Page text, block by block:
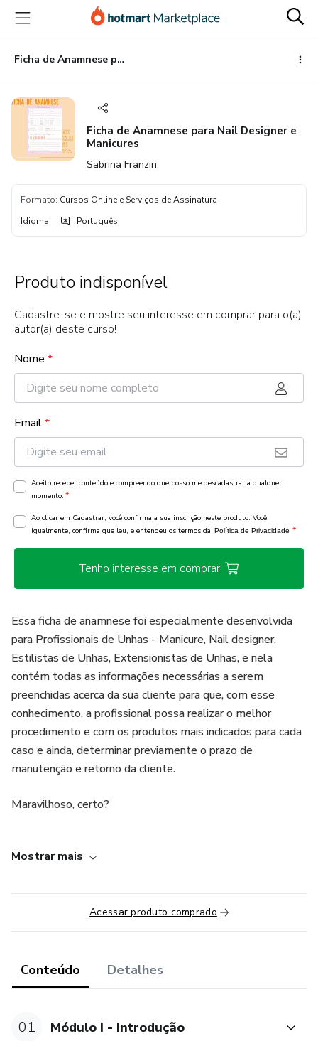
para
conteúdo
principal
para
pagamento
para
rodapé
Ficha de Anamnese para Nail Designer e Manicures
Ficha de Anamnese para Nail Designer e
Manicures
Sabrina Franzin
Formato: Cursos Online e Serviços de Assinatura
Idioma: Português
Produto indisponível
Cadastre-se e mostre seu interesse em comprar para o(a)
autor(a) deste curso!
Nome *
Email*
Aceito receber conteúdo e compreendo que posso me descadastrar a qualquer
momento. *
Ao clicar em Cadastrar, você confirma a sua inscrição neste produto. Você,
igualmente, confirma que leu, e entendeu os termos da Política de Privacidade *
Tenho interesse em comprar!
Essa ficha de anamnese foi especialmente desenvolvida
para Profissionais de Unhas - Manicure, Nail designer,
Estilistas de Unhas, Extensionistas de Unhas, e nela
contém todas as informações necessárias a serem
preenchidas acerca da sua cliente para que, com esse
conhecimento, a profissional possa realizar o melhor
procedimento e com os produtos mais indicados para cada
caso e ainda, determinar previamente o prazo de
manutenção e retorno da cliente.
Maravilhoso, certo?
preenchimento da ficha de anamnese transmite uma
e certamente, as clientes preferem ser atendidas por
alguém super qualificada.
Antenadas com o que tem de mais novo na área de
atendimento ao cliente.
***Lembrando que este arquivo é de acompanhamento de
Mostrar mais
Acessar produto comprado
Conteúdo Detalhes
01 Módulo I - Introdução